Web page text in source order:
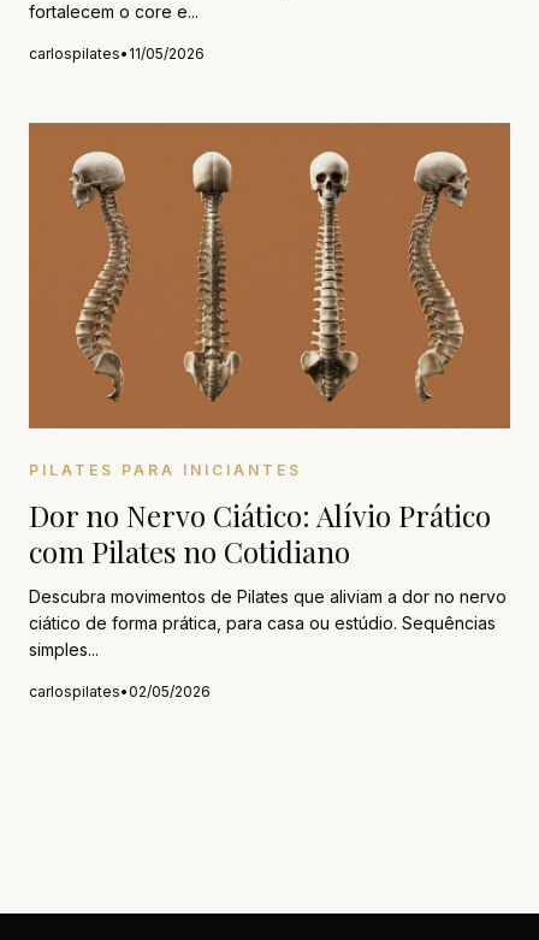
fortalecem o core e...
carlospilates• 11/05/2026
PILATES PARA INICIANTES
Dor no Nervo Ciático: Alívio Prático
com Pilates no Cotidiano
Descubra movimentos de Pilates que aliviam a dor no nervo
ciático de forma prática, para casa ou estúdio. Sequências
simples...
carlospilates•02/05/2026